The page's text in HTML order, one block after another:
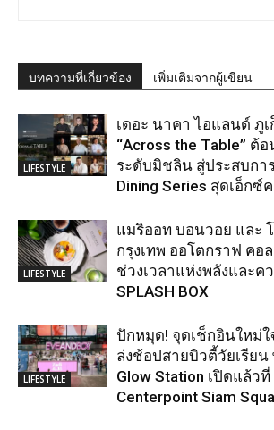
บทความที่เกี่ยวข้อง เพิ่มเติมจากผู้เขียน
LIFESTYLE
เดอะ นาคา ไอแลนด์ ภู
“Across the Table” ต้
ระดับมิชลิน สู่ประสบกา
Dining Series สุดเอ็กซ์
LIFESTYLE
แมริออท บอนวอย และ
กรุงเทพ ออโตกราฟ คอ
ช่วงเวลาแห่งพลังและค
SPLASH BOX
LIFESTYLE
ปักหมุด! จุดเช็กอินใหม่ใ
ล่งช้อปสายบิวตี้วัยเรียน
Glow Station เปิดแล้วที่
Centerpoint Siam